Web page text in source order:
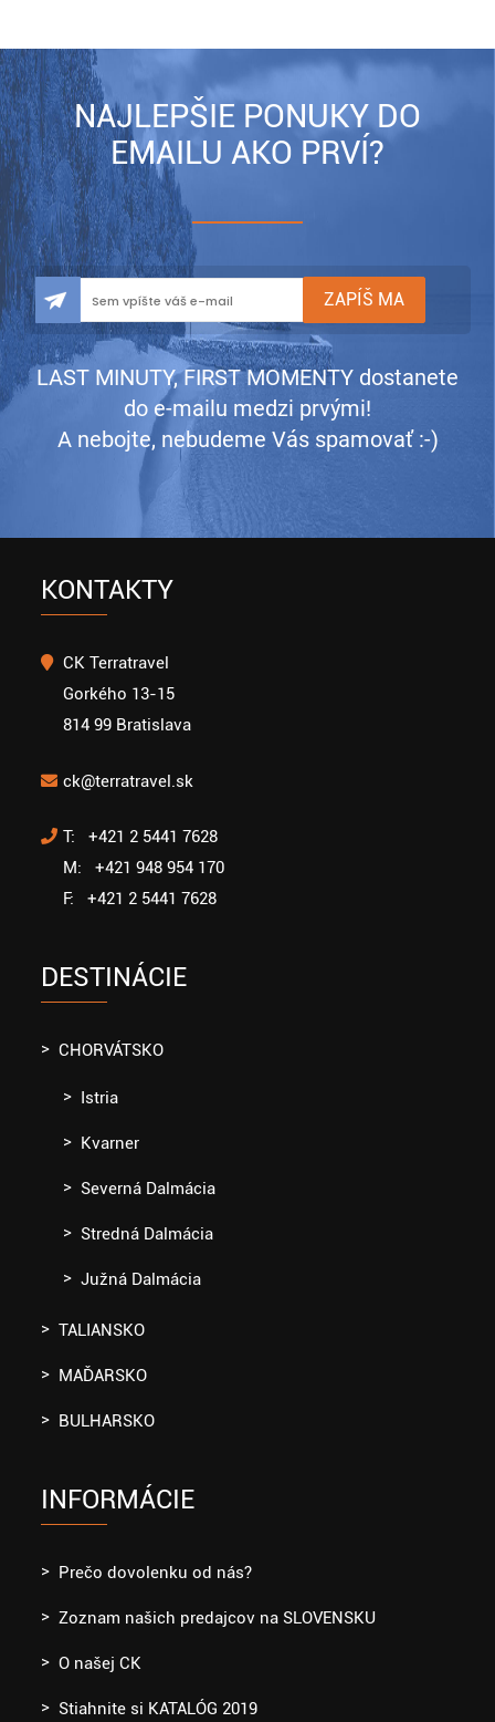
NAJLEPŠIE PONUKY DO
EMAILU AKO PRVÍ?
LAST MINUTY, FIRST MOMENTY dostanete
do e-mailu medzi prvými!
A nebojte, nebudeme Vás spamovať :-)
KONTAKTY
CK Terratravel
Gorkého 13-15
814 99 Bratislava
ck@terratravel.sk
T: +421 2 5441 7628
M: +421 948 954 170
F: +421 2 5441 7628
DESTINÁCIE
CHORVÁTSKO
Istria
Kvarner
Severná Dalmácia
Stredná Dalmácia
Južná Dalmácia
TALIANSKO
MAĎARSKO
BULHARSKO
INFORMÁCIE
Prečo dovolenku od nás?
Zoznam našich predajcov na SLOVENSKU
O našej CK
Stiahnite si KATALÓG 2019